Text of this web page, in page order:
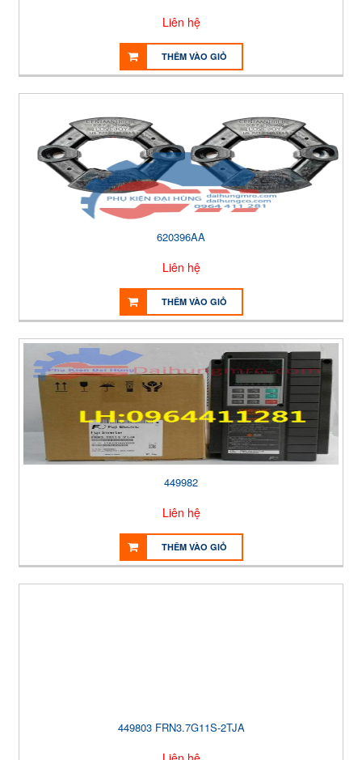
Liên hệ
THÊM VÀO GIỎ
620396AA
Liên hệ
THÊM VÀO GIỎ
449982
Liên hệ
THÊM VÀO GIỎ
449803 FRN3.7G11S-2TJA